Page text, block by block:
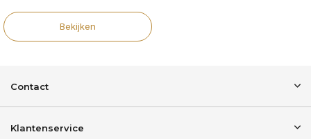
Bekijken
Contact
Klantenservice